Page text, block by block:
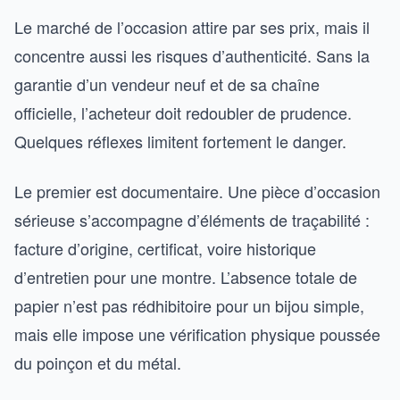
Le marché de l’occasion attire par ses prix, mais il
concentre aussi les risques d’authenticité. Sans la
garantie d’un vendeur neuf et de sa chaîne
officielle, l’acheteur doit redoubler de prudence.
Quelques réflexes limitent fortement le danger.
Le premier est documentaire. Une pièce d’occasion
sérieuse s’accompagne d’éléments de traçabilité :
facture d’origine, certificat, voire historique
d’entretien pour une montre. L’absence totale de
papier n’est pas rédhibitoire pour un bijou simple,
mais elle impose une vérification physique poussée
du poinçon et du métal.